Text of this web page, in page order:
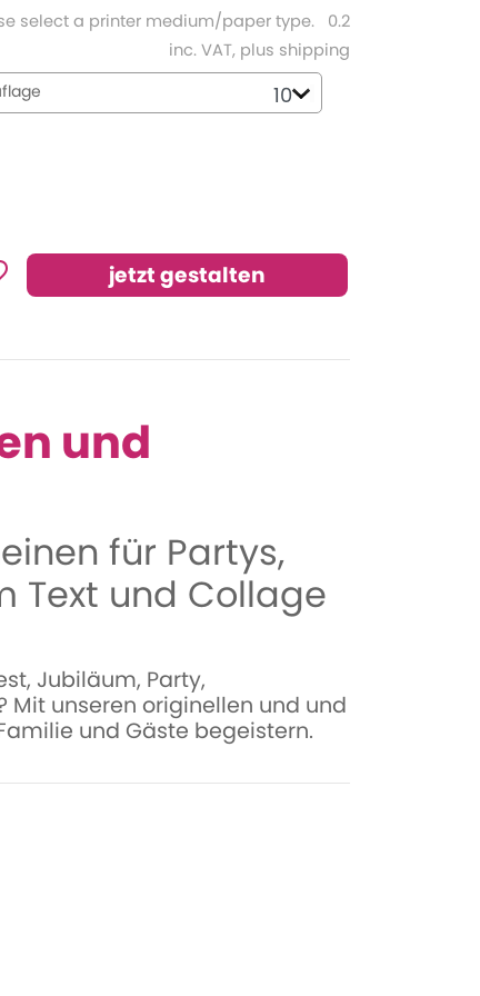
select a printer medium/paper type.
0.2
inc. VAT, plus shipping
und
für Partys,
Text und Collage
Jubiläum, Party,
Mit unseren originellen und und
und Gäste begeistern.